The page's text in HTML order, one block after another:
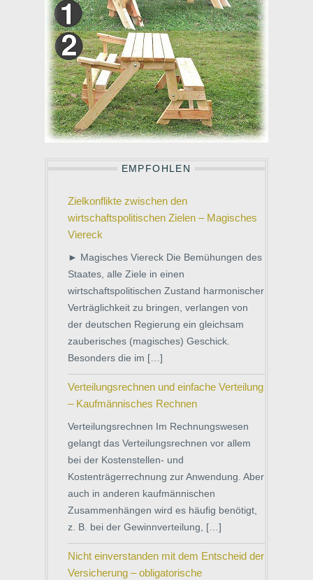
EMPFOHLEN
Zielkonflikte zwischen den
wirtschaftspolitischen Zielen – Magisches
Viereck
► Magisches Viereck Die Bemühungen des
Staates, alle Ziele in einen
wirtschaftspolitischen Zustand harmonischer
Verträglichkeit zu bringen, verlangen von
der deutschen Regierung ein gleichsam
zauberisches (magisches) Geschick.
Besonders die im […]
Verteilungsrechnen und einfache Verteilung
– Kaufmännisches Rechnen
Verteilungsrechnen Im Rechnungswesen
gelangt das Verteilungsrechnen vor allem
bei der Kostenstellen- und
Kostenträgerrechnung zur Anwendung. Aber
auch in anderen kaufmännischen
Zusammenhängen wird es häufig benötigt,
z. B. bei der Gewinnverteilung, […]
Nicht einverstanden mit dem Entscheid der
Versicherung – obligatorische